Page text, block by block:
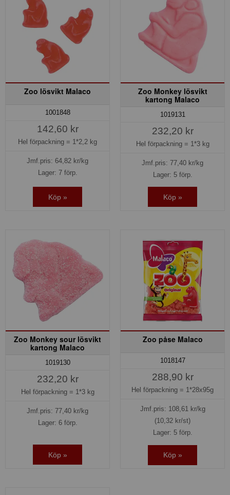
Zoo lösvikt Malaco
1001848
142,60 kr
Hel förpackning = 1*2,2 kg
Jmf.pris: 64,82 kr/kg
Lager: 7 förp.
Köp »
Zoo Monkey lösvikt
kartong Malaco
1019131
232,20 kr
Hel förpackning = 1*3 kg
Jmf.pris: 77,40 kr/kg
Lager: 5 förp.
Köp »
Zoo Monkey sour lösvikt
kartong Malaco
1019130
232,20 kr
Hel förpackning = 1*3 kg
Jmf.pris: 77,40 kr/kg
Lager: 6 förp.
Köp »
Zoo påse Malaco
1018147
288,90 kr
Hel förpackning = 1*28x95g
Jmf.pris: 108,61
kr/kg
(10,32 kr/st)
Lager: 5 förp.
Köp »